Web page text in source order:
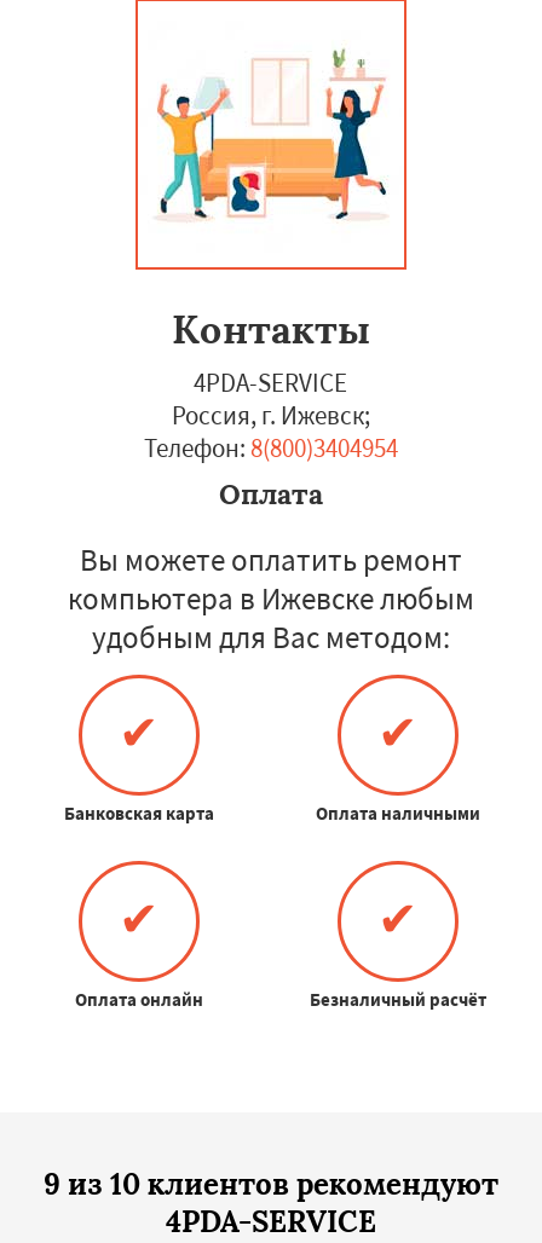
Контакты
4PDA-SERVICE
Россия, г. Ижевск;
Телефон: 8(800)3404954
Оплата
Вы можете оплатить ремонт
компьютера в Ижевске любым
удобным для Вас методом:
✔
Банковская карта
✔
Оплата наличными
✔
Оплата онлайн
✔
Безналичный расчёт
9 из 10 клиентов рекомендуют
4PDA-SERVICE